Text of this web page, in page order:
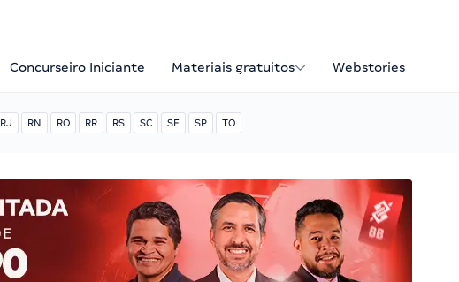
Concurseiro Iniciante Materiais gratuitos Webstories
RJ RN RO RR RS SC SE SP TO